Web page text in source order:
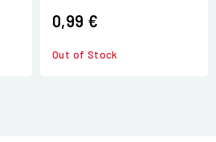
0,99 €
Out of Stock